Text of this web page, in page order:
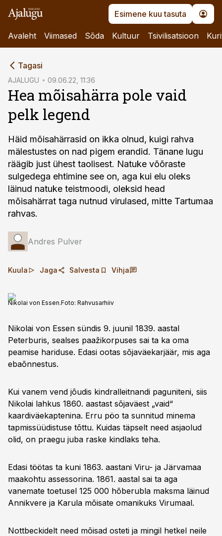
Esimene kuu tasuta
Avaleht Viimased Sõda Kultuur Tsivilisatsioon
Tagasi
AJALUGU 09.06.22, 11:36
Hea mõisahärra pole vaid
pelk legend
Häid mõisahärrasid on ikka olnud, kuigi rahva
mälestustes on nad pigem erandid. Tänane lugu
räägib just ühest taolisest. Natuke võõraste
sulgedega ehtimine see on, aga kui elu oleks
läinud natuke teistmoodi, oleksid head
mõisahärrat taga nutnud virulased, mitte Tartumaa
rahvas.
Andres Pulver
Kuula Jaga Salvesta Vihja
Nikolai von Essen.Foto: Rahvusarhiiv
Nikolai von Essen sündis 9. juunil 1839. aastal
Peterburis, sealses paažikorpuses sai ta ka oma
peamise hariduse. Edasi ootas sõjaväekarjäär, mis aga
ebaõnnestus.
Kui vanem vend jõudis kindralleitnandi paguniteni, siis
Nikolai lahkus 1860. aastast sõjaväest „vaid“
kaardiväekaptenina. Erru pöo ta sunnitud minema
tapmissüüdistuse tõttu. Kuidas täpselt need asjaolud
olid, on praegu juba raske kindlaks teha.
Edasi töötas ta kuni 1863. aastani Viru- ja Järvamaa
maakohtu assessorina. 1861. aastal sai ta aga
vanemate toetusel 125 000 hõberubla maksma läinud
Annikvere ja Karula mõisate omanikuks Virumaal.
Nottbeckidelt need mõisad osteti ja mingil hetkel neile